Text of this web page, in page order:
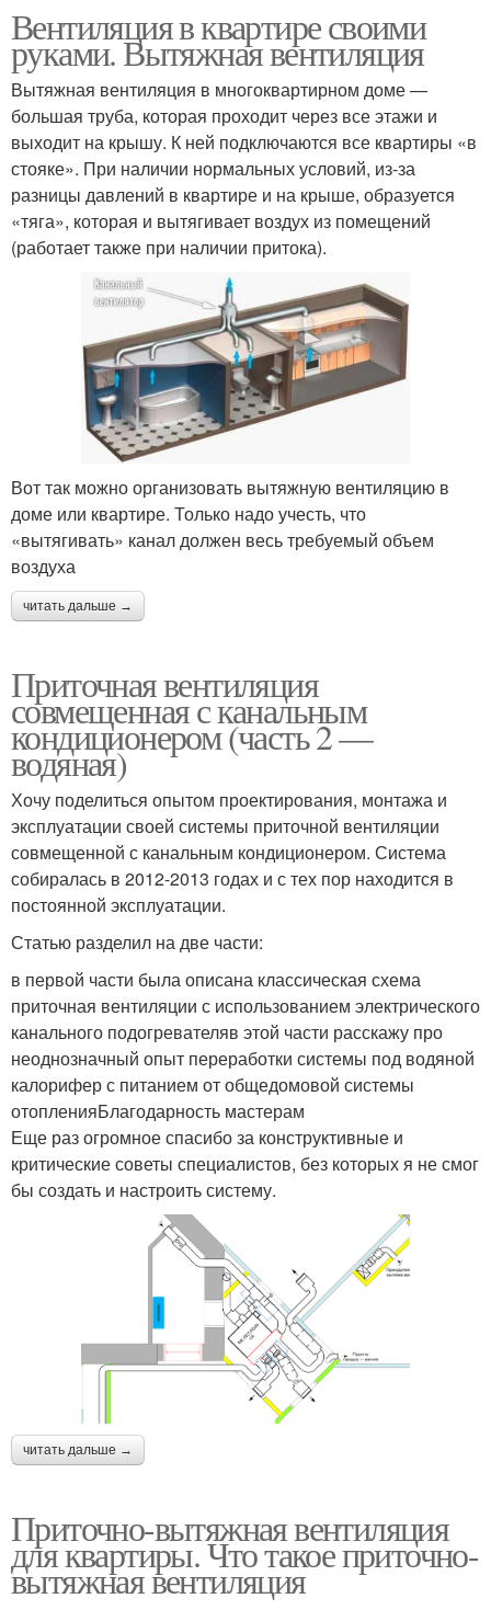
Вентиляция в квартире своими
руками. Вытяжная вентиляция
Вытяжная вентиляция в многоквартирном доме —
большая труба, которая проходит через все этажи и
выходит на крышу. К ней подключаются все квартиры «в
стояке». При наличии нормальных условий, из-за
разницы давлений в квартире и на крыше, образуется
«тяга», которая и вытягивает воздух из помещений
(работает также при наличии притока).
Вот так можно организовать вытяжную вентиляцию в
доме или квартире. Только надо учесть, что
«вытягивать» канал должен весь требуемый объем
воздуха
читать дальше →
Приточная вентиляция
совмещенная с канальным
кондиционером (часть 2 —
водяная)
Хочу поделиться опытом проектирования, монтажа и
эксплуатации своей системы приточной вентиляции
совмещенной с канальным кондиционером. Система
собиралась в 2012-2013 годах и с тех пор находится в
постоянной эксплуатации.
Статью разделил на две части:
в первой части была описана классическая схема
приточная вентиляции с использованием электрического
канального подогревателяв этой части расскажу про
неоднозначный опыт переработки системы под водяной
калорифер с питанием от общедомовой системы
отопленияБлагодарность мастерам
Еще раз огромное спасибо за конструктивные и
критические советы специалистов, без которых я не смог
бы создать и настроить систему.
читать дальше →
Приточно-вытяжная вентиляция
для квартиры. Что такое приточно-
вытяжная вентиляция